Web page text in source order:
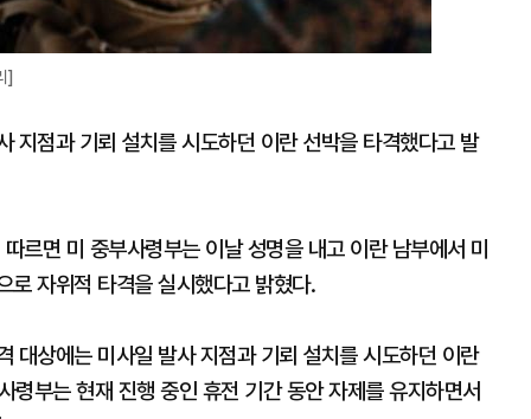
]
지점과 기뢰 설치를 시도하던 이란 선박을 타격했다고 발
면 미 중부사령부는 이날 성명을 내고 이란 남부에서 미
로 자위적 타격을 실시했다고 밝혔다.
대상에는 미사일 발사 지점과 기뢰 설치를 시도하던 이란
부는 현재 진행 중인 휴전 기간 동안 자제를 유지하면서